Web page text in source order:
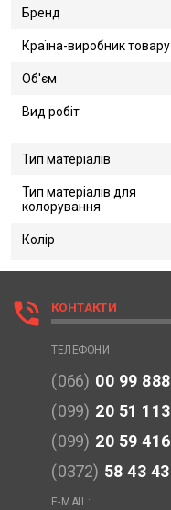
Бренд
Країна-виробник товару
Об'єм
Вид робіт
Тип матеріалів
Тип матеріалів для
колорування
Колір
phone_in_talk КОНТАКТИ
ТЕЛЕФОНИ:
(066) 00 99 888
(099) 20 51 113
(099) 20 59 416
(0372) 58 43 43
E-MAIL: